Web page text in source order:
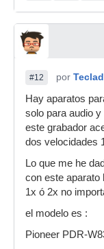
#12 por
Hay aparatos
solo para audio
este grabador
dos velocidades
Lo que me he
con este aparato
1x ó 2x no
el modelo es :
Pioneer PDR-